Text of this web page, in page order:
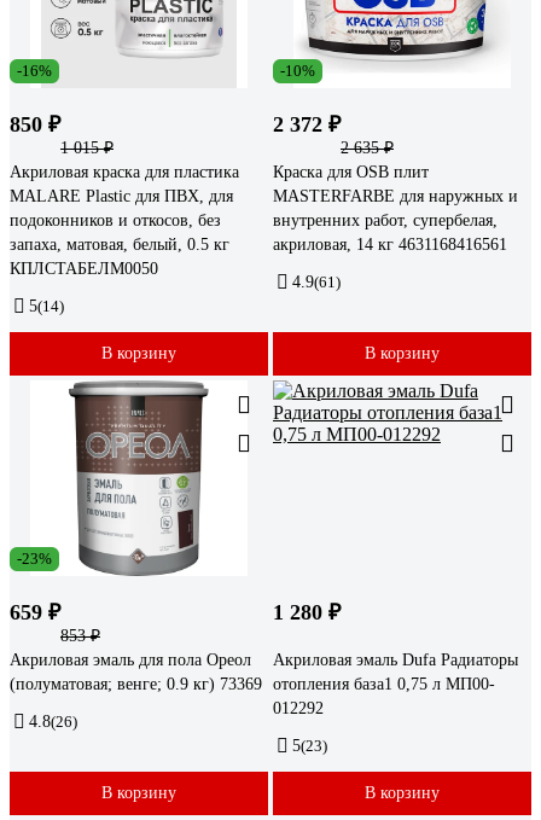
-16%
850 ₽
1 015 ₽
Акриловая краска для пластика
MALARE Plastic для ПВХ, для
подоконников и откосов, без
запаха, матовая, белый, 0.5 кг
КПЛСТАБЕЛМ0050
5(14)
В корзину
-10%
2 372 ₽
2 635 ₽
Краска для OSB плит
MASTERFARBE для наружных и
внутренних работ, супербелая,
акриловая, 14 кг 4631168416561
4.9(61)
В корзину
-23%
659 ₽
853 ₽
Акриловая эмаль для пола Ореол
(полуматовая; венге; 0.9 кг) 73369
4.8(26)
В корзину
1 280 ₽
Акриловая эмаль Dufa Радиаторы
отопления база1 0,75 л МП00-
012292
5(23)
В корзину